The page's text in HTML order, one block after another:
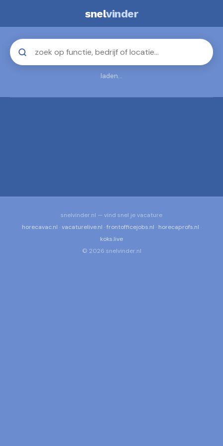
snelvinder
laden...
snelvinder.nl — vind snel je vacature
horecavac.nl ·vacaturelive.nl ·frontofficejobs.nl · horecaprofs.nl ·
koks.live
© 2026 snelvinder.nl